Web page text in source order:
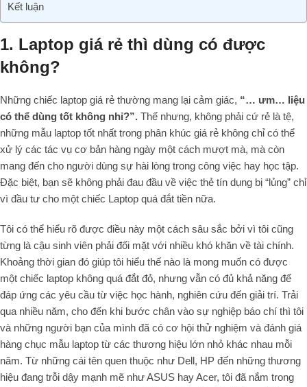
Kết luận
1. Laptop giá rẻ thì dùng có được
không?
Những chiếc laptop giá rẻ thường mang lại cảm giác, “… ưm… liệu
có thể dùng tốt không nhỉ?”. Thế nhưng, không phải cứ rẻ là tệ,
những mẫu laptop tốt nhất trong phân khúc giá rẻ không chỉ có thể
xử lý các tác vụ cơ bản hàng ngày một cách mượt mà, mà còn
mang đến cho người dùng sự hài lòng trong công việc hay học tập.
Đặc biệt, bạn sẽ không phải đau đầu về việc thẻ tín dụng bị “lủng” chỉ
vì đầu tư cho một chiếc Laptop quá đắt tiền nữa.
Tôi có thể hiểu rõ được điều này một cách sâu sắc bởi vì tôi cũng
từng là cậu sinh viên phải đối mặt với nhiều khó khăn về tài chính.
Khoảng thời gian đó giúp tôi hiểu thế nào là mong muốn có được
một chiếc laptop không quá đắt đỏ, nhưng vẫn có đủ khả năng để
đáp ứng các yêu cầu từ việc học hành, nghiên cứu đến giải trí. Trải
qua nhiều năm, cho đến khi bước chân vào sự nghiệp báo chí thì tôi
và những người bạn của mình đã có cơ hội thử nghiệm và đánh giá
hàng chục mẫu laptop từ các thương hiệu lớn nhỏ khác nhau mỗi
năm. Từ những cái tên quen thuộc như Dell, HP đến những thương
hiệu đang trỗi dậy mạnh mẽ như ASUS hay Acer, tôi đã nắm trong